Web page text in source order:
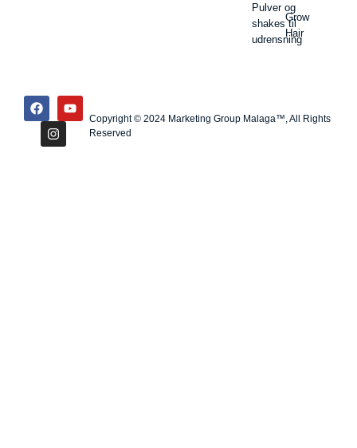
Pulver og
shakes til
udrensning
Grow
Hair
Copyright © 2024 Marketing Group Malaga™, All Rights
Reserved